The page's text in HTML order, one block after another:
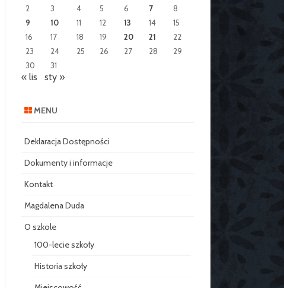
2
3 4 5 6 7
8
9
10 11 12 13 14
15
16
17 18 19 20 21
22
23
24 25 26 27 28
29
30
31
« lis sty »
MENU
Deklaracja Dostępności
Dokumenty i informacje
Kontakt
Magdalena Duda
O szkole
100-lecie szkoły
Historia szkoły